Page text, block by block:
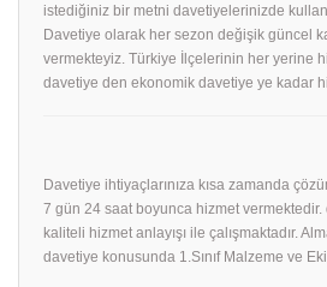
istediğiniz bir metni davetiyelerinizde
Davetiye olarak her sezon değişik güncel
vermekteyiz. Türkiye İlçelerinin her yerine
davetiye den ekonomik davetiye ye kadar
Davetiye ihtiyaçlarınıza kısa zamanda
7 gün 24 saat boyunca hizmet
kaliteli hizmet anlayışı ile çalışmaktadır.
davetiye konusunda 1.Sınıf Malzeme ve